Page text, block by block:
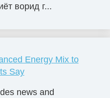
ворид г...
Energy Mix to
Say
news and